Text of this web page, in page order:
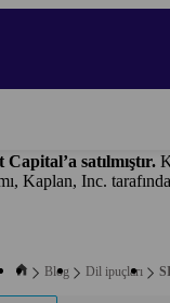
satılmıştır.
Kaplan, Inc.
Blog Dil ipuçları